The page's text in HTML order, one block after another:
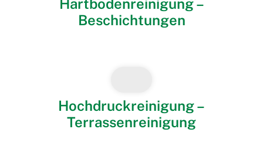
Hartbodenreinigung –
Beschichtungen
Hochdruckreinigung –
Terrassenreinigung